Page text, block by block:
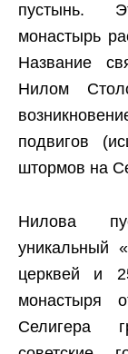
пустынь.
монастырь
Название
Нилом
подвигов
штормов на
Нилова
уникальный
церквей и
монастыря
Селигера